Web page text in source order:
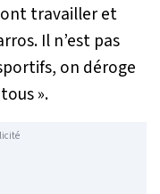
travailler et
Il n’est pas
on déroge
».